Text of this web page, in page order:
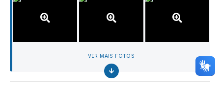
VER MAIS FOTOS